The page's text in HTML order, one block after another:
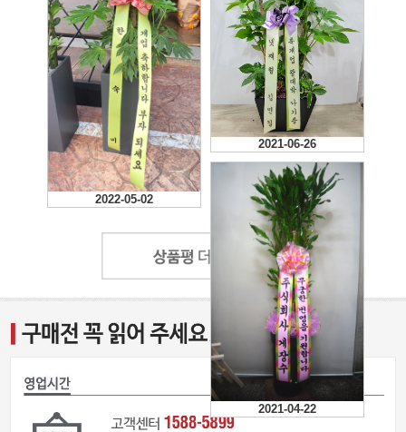
2022-05-02
2022-02-24
2021-06-26
2021-04-22